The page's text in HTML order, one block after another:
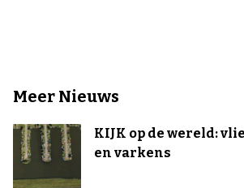
Meer Nieuws
KIJK op de wereld:
en varkens